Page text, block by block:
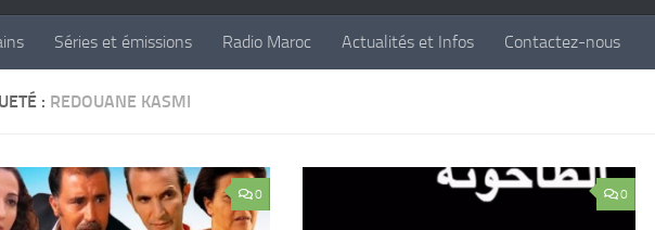
Séries et émissions Radio Maroc Actualités et Infos Contactez-nous
: REDOUANE KASMI
0 0